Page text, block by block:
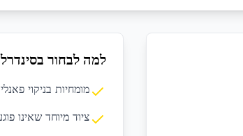
למה לבחור
מומחיות בניקוי
ציוד מיוחד שאינו